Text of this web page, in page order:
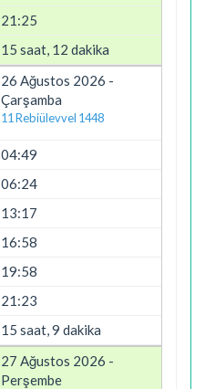
21:25
15 saat, 12 dakika
26 Ağustos 2026 -
Çarşamba
11 Rebiülevvel 1448
04:49
06:24
13:17
16:58
19:58
21:23
15 saat, 9 dakika
27 Ağustos 2026 -
Perşembe